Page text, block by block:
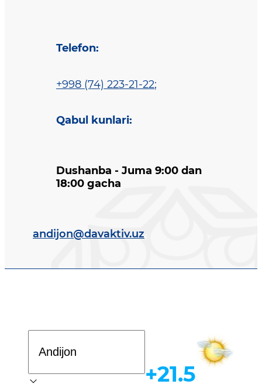
Telefon:
+998 (74) 223-21-22;
Qabul kunlari:
Dushanba - Juma 9:00 dan
18:00 gacha
andijon@davaktiv.uz
Ob-havo
+21.5